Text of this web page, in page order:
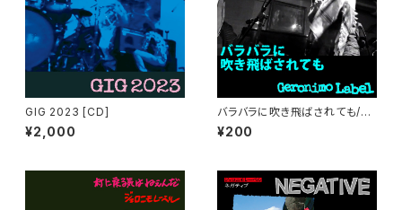
GIG 2023 [CD]
¥2,000
バラバラに吹き飛ばされても/Bl
own To Pieces [Digital Sin
gle]
¥200